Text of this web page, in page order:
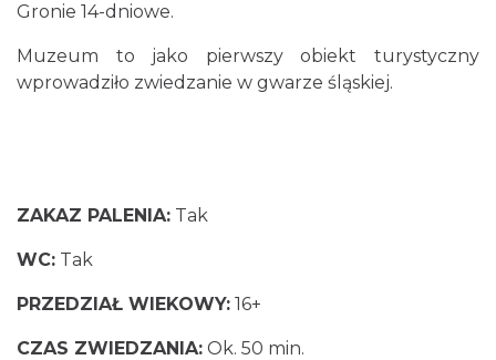
Gronie 14-dniowe.
Muzeum to jako pierwszy obiekt turystyczny
wprowadziło zwiedzanie w gwarze śląskiej.
ZAKAZ PALENIA: Tak
WC: Tak
PRZEDZIAŁ WIEKOWY: 16+
CZAS ZWIEDZANIA: Ok. 50 min.